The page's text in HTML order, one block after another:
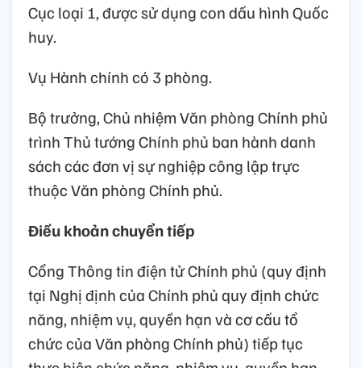
Cục loại 1, được sử dụng con dấu hình Quốc
huy.
Vụ Hành chính có 3 phòng.
Bộ trưởng, Chủ nhiệm Văn phòng Chính phủ
trình Thủ tướng Chính phủ ban hành danh
sách các đơn vị sự nghiệp công lập trực
thuộc Văn phòng Chính phủ.
Điều khoản chuyển tiếp
Cổng Thông tin điện tử Chính phủ (quy định
tại Nghị định của Chính phủ quy định chức
năng, nhiệm vụ, quyền hạn và cơ cấu tổ
chức của Văn phòng Chính phủ) tiếp tục